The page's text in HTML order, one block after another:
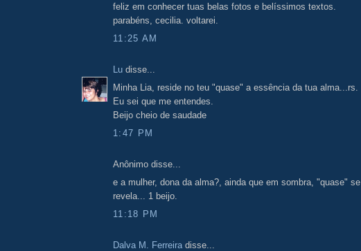
feliz em conhecer tuas belas fotos e belíssimos textos.
parabéns, cecilia. voltarei.
11:25 AM
Lu disse...
Minha Lia, reside no teu "quase" a essência da tua alma...rs.
Eu sei que me entendes.
Beijo cheio de saudade
1:47 PM
Anônimo disse...
e a mulher, dona da alma?, ainda que em sombra, "quase" se
revela... 1 beijo.
11:18 PM
Dalva M. Ferreira disse...